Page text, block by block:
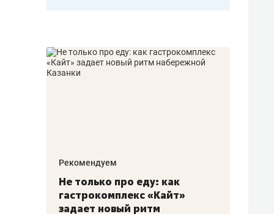
Рекомендуем
Не только про еду: как
гастрокомплекс «Кайт»
задает новый ритм